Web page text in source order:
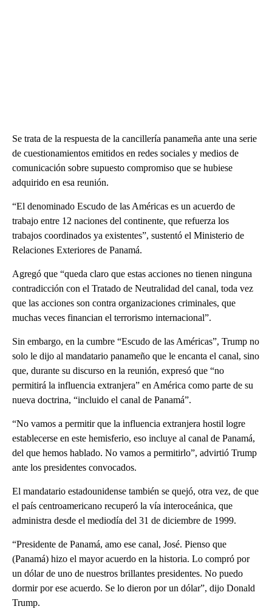
Se trata de la respuesta de la cancillería panameña ante una serie
de cuestionamientos emitidos en redes sociales y medios de
comunicación sobre supuesto compromiso que se hubiese
adquirido en esa reunión.
“El denominado Escudo de las Américas es un acuerdo de
trabajo entre 12 naciones del continente, que refuerza los
trabajos coordinados ya existentes”, sustentó el Ministerio de
Relaciones Exteriores de Panamá.
Agregó que “queda claro que estas acciones no tienen ninguna
contradicción con el Tratado de Neutralidad del canal, toda vez
que las acciones son contra organizaciones criminales, que
muchas veces financian el terrorismo internacional”.
Sin embargo, en la cumbre “Escudo de las Américas”, Trump no
solo le dijo al mandatario panameño que le encanta el canal, sino
que, durante su discurso en la reunión, expresó que “no
permitirá la influencia extranjera” en América como parte de su
nueva doctrina, “incluido el canal de Panamá”.
“No vamos a permitir que la influencia extranjera hostil logre
establecerse en este hemisferio, eso incluye al canal de Panamá,
del que hemos hablado. No vamos a permitirlo”, advirtió Trump
ante los presidentes convocados.
El mandatario estadounidense también se quejó, otra vez, de que
el país centroamericano recuperó la vía interoceánica, que
administra desde el mediodía del 31 de diciembre de 1999.
“Presidente de Panamá, amo ese canal, José. Pienso que
(Panamá) hizo el mayor acuerdo en la historia. Lo compró por
un dólar de uno de nuestros brillantes presidentes. No puedo
dormir por ese acuerdo. Se lo dieron por un dólar”, dijo Donald
Trump.